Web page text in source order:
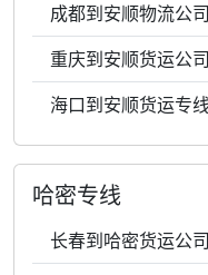
成都到安顺物流公
重庆到安顺货运公
海口到安顺货运专
哈密专线
长春到哈密货运公